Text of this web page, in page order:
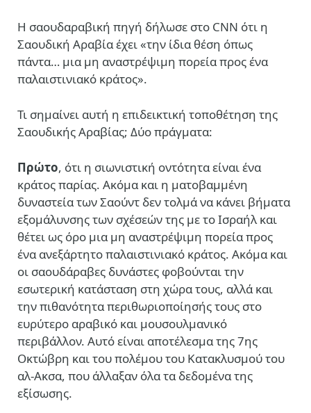
Η σαουδαραβική πηγή δήλωσε στο CNN ότι η
Σαουδική Αραβία έχει «την ίδια θέση όπως
πάντα… μια μη αναστρέψιμη πορεία προς ένα
παλαιστινιακό κράτος».
Τι σημαίνει αυτή η επιδεικτική τοποθέτηση της
Σαουδικής Αραβίας; Δύο πράγματα:
Πρώτο, ότι η σιωνιστική οντότητα είναι ένα
κράτος παρίας. Ακόμα και η ματοβαμμένη
δυναστεία των Σαούντ δεν τολμά να κάνει βήματα
εξομάλυνσης των σχέσεών της με το Ισραήλ και
θέτει ως όρο μια μη αναστρέψιμη πορεία προς
ένα ανεξάρτητο παλαιστινιακό κράτος. Ακόμα και
οι σαουδάραβες δυνάστες φοβούνται την
εσωτερική κατάσταση στη χώρα τους, αλλά και
την πιθανότητα περιθωριοποίησής τους στο
ευρύτερο αραβικό και μουσουλμανικό
περιβάλλον. Αυτό είναι αποτέλεσμα της 7ης
Οκτώβρη και του πολέμου του Κατακλυσμού του
αλ-Ακσα, που άλλαξαν όλα τα δεδομένα της
εξίσωσης.